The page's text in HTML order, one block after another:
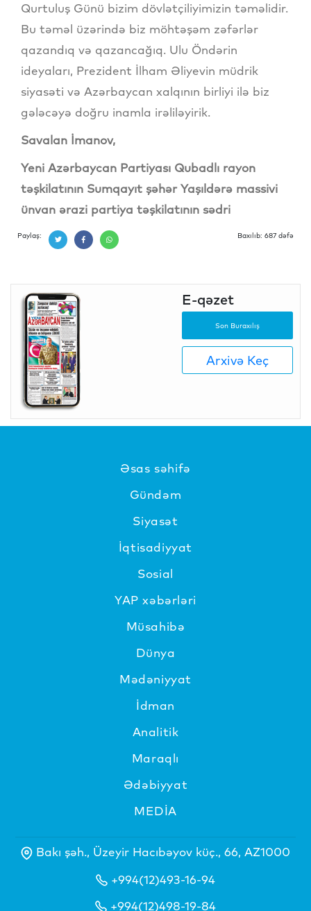
Qurtuluş Günü bizim dövlətçiliyimizin təməlidir.
Bu təməl üzərində biz möhtəşəm zəfərlər
qazandıq və qazancağıq. Ulu Öndərin
ideyaları, Prezident İlham Əliyevin müdrik
siyasəti və Azərbaycan xalqının birliyi ilə biz
gələcəyə doğru inamla irəliləyirik.
Savalan İmanov,
Yeni Azərbaycan Partiyası Qubadlı rayon
təşkilatının Sumqayıt şəhər Yaşıldərə massivi
ünvan ərazi partiya təşkilatının sədri
Paylaş: Baxılıb: 687 dəfə
E-qəzet
Son Buraxılış
Arxivə Keç
Əsas səhifə
Gündəm
Siyasət
İqtisadiyyat
Sosial
YAP xəbərləri
Müsahibə
Dünya
Mədəniyyat
İdman
Analitik
Maraqlı
Ədəbiyyat
MEDİA
Bakı şəh., Üzeyir Hacıbəyov küç., 66, AZ1000
+994(12)493-16-94
+994(12)498-19-84